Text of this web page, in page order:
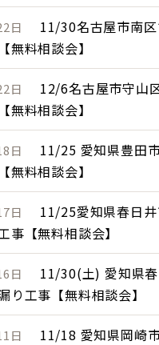
日
11/30名古屋市南区
無料相談会】
日
12/6名古屋市守山
無料相談会】
日
11/25 愛知県豊田
無料相談会】
日
11/25愛知県春日
事【無料相談会】
日
11/30(土) 愛知県
り工事【無料相談会】
日
11/18 愛知県岡崎